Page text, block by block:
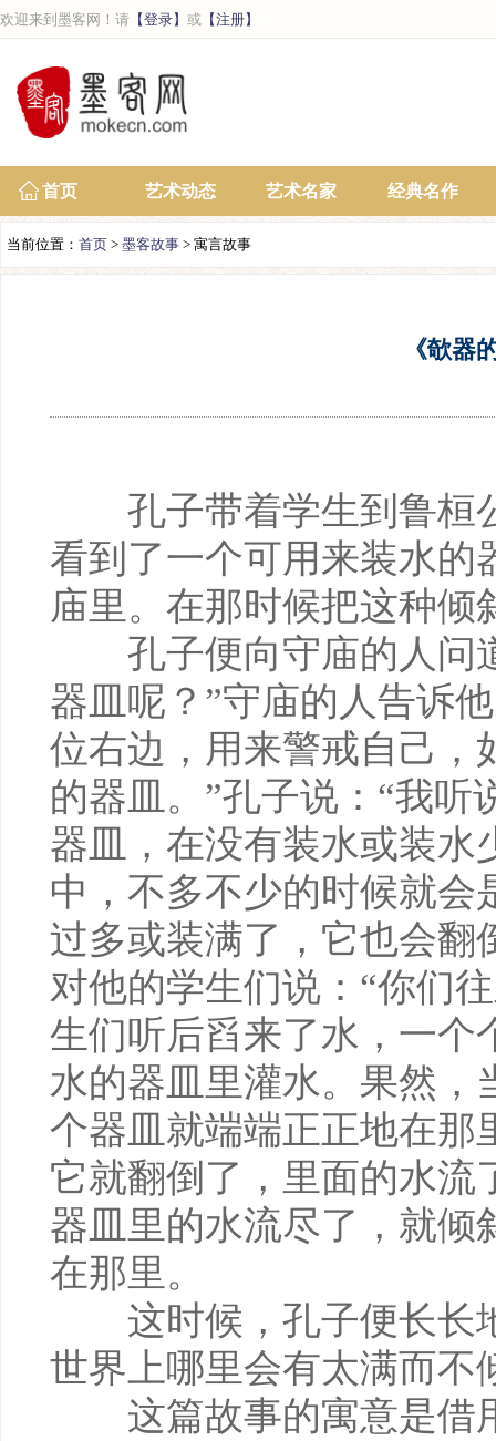
欢迎来到墨客网！请 【登录】 或 【注册】
首页 艺术动态 艺术名家 经典名作
当前位置： 首页 > 墨客故事 > 寓言故事
《欹器
孔子带着学生到鲁桓
看到了一个可用来装水的
庙里。在那时候把这种
孔子便向守庙的人问
器皿呢？”守庙的人告诉
位右边，用来警戒自己，
的器皿。”孔子说：“我听
器皿，在没有装水或装水
中，不多不少的时候就会
过多或装满了，它也会翻
对他的学生们说：“你们
生们听后舀来了水，一个
水的器皿里灌水。果然，
个器皿就端端正正地在那
它就翻倒了，里面的水流
器皿里的水流尽了，就倾
在那里。
这时候，孔子便长长
世界上哪里会有太满而不
这篇故事的寓意是借